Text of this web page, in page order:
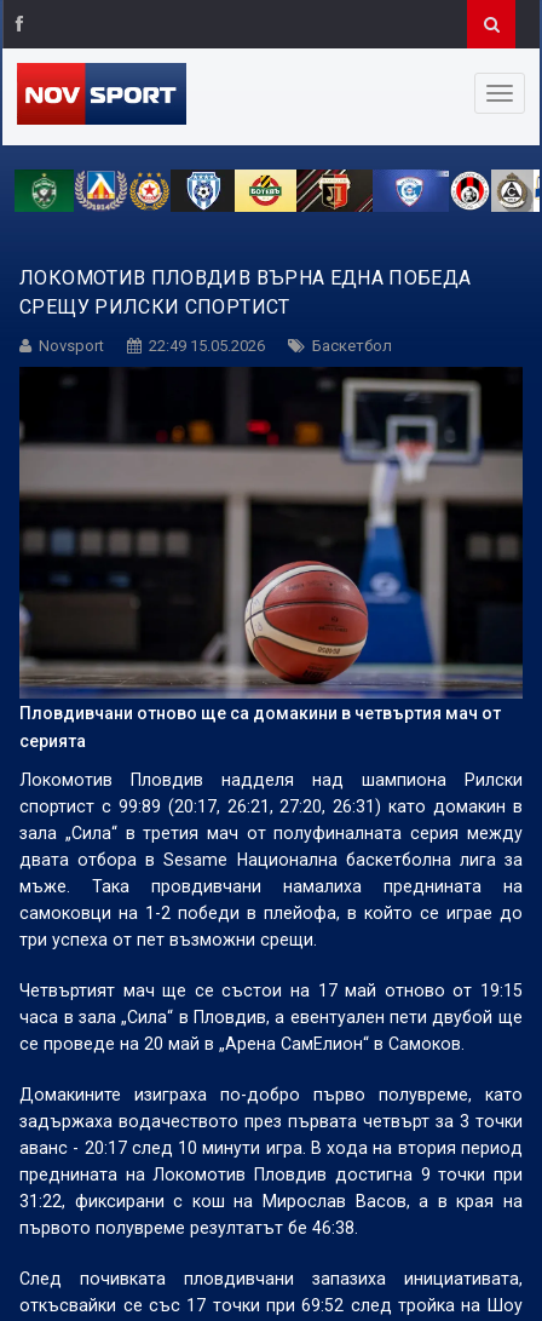
ЛОКОМОТИВ ПЛОВДИВ ВЪРНА ЕДНА ПОБЕДА
СРЕЩУ РИЛСКИ СПОРТИСТ
Novsport 22:49 15.05.2026 Баскетбол
Пловдивчани отново ще са домакини в четвъртия мач от
серията
Локомотив Пловдив надделя над шампиона Рилски
спортист с 99:89 (20:17, 26:21, 27:20, 26:31) като домакин в
зала „Сила“ в третия мач от полуфиналната серия между
двата отбора в Sesame Национална баскетболна лига за
мъже. Така провдивчани намалиха преднината на
самоковци на 1-2 победи в плейофа, в който се играе до
три успеха от пет възможни срещи.
Четвъртият мач ще се състои на 17 май отново от 19:15
часа в зала „Сила“ в Пловдив, а евентуален пети двубой ще
се проведе на 20 май в „Арена СамЕлион“ в Самоков.
Домакините изиграха по-добро първо полувреме, като
задържаха водачеството през първата четвърт за 3 точки
аванс - 20:17 след 10 минути игра. В хода на втория период
преднината на Локомотив Пловдив достигна 9 точки при
31:22, фиксирани с кош на Мирослав Васов, а в края на
първото полувреме резултатът бе 46:38.
След почивката пловдивчани запазиха инициативата,
откъсвайки се със 17 точки при 69:52 след тройка на Шоу